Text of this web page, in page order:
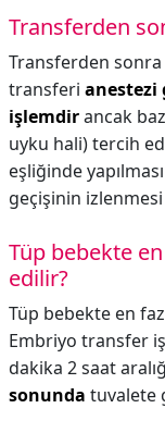
Transferden
Transferden
transferi anestezi
işlemdirancak
uyku hali) tercih
eşliğinde
geçişinin
Tüp bebekte
edilir?
Tüp bebekte en
Embriyo transfer
dakika 2 saat
sonunda tuvalete